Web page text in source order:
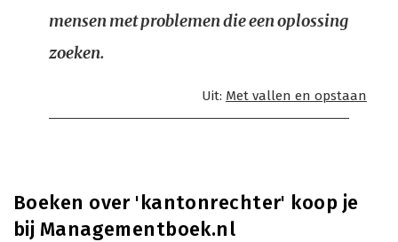
mensen met problemen die een oplossing
zoeken.
Uit: Met vallen en opstaan
Boeken over 'kantonrechter' koop je
bij Managementboek.nl